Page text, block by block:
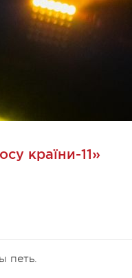
країни-11»
петь.